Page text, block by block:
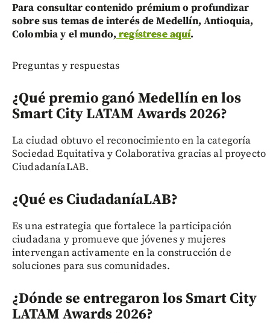
Para consultar contenido prémium o profundizar
sobre sus temas de interés de Medellín, Antioquia,
Colombia y el mundo, regístrese aquí.
Preguntas y respuestas
¿Qué premio ganó Medellín en los
Smart City LATAM Awards 2026?
La ciudad obtuvo el reconocimiento en la categoría
Sociedad Equitativa y Colaborativa gracias al proyecto
CiudadaníaLAB.
¿Qué es CiudadaníaLAB?
Es una estrategia que fortalece la participación
ciudadana y promueve que jóvenes y mujeres
intervengan activamente en la construcción de
soluciones para sus comunidades.
¿Dónde se entregaron los Smart City
LATAM Awards 2026?